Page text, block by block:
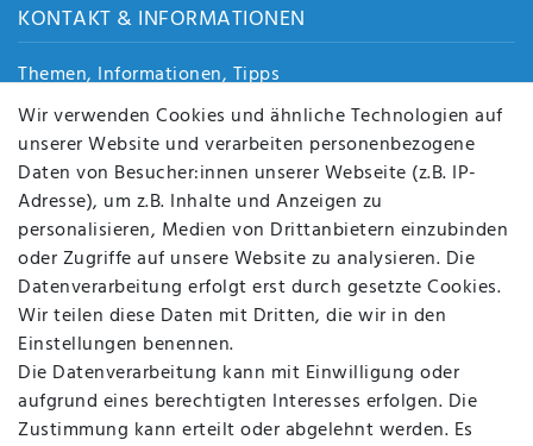
KONTAKT & INFORMATIONEN
Themen, Informationen, Tipps
Jobs
Über uns
Kontakt
Datenschutz
AGB
FAQ
Batterieentsorgung
Altölverordnung
Impressum
Wir verwenden Cookies und ähnliche Technologien auf
unserer Website und verarbeiten personenbezogene
Daten von Besucher:innen unserer Webseite (z.B. IP-
Adresse), um z.B. Inhalte und Anzeigen zu
personalisieren, Medien von Drittanbietern einzubinden
oder Zugriffe auf unsere Website zu analysieren. Die
Datenverarbeitung erfolgt erst durch gesetzte Cookies.
Wir teilen diese Daten mit Dritten, die wir in den
Einstellungen benennen.
Die Datenverarbeitung kann mit Einwilligung oder
aufgrund eines berechtigten Interesses erfolgen. Die
Zustimmung kann erteilt oder abgelehnt werden. Es